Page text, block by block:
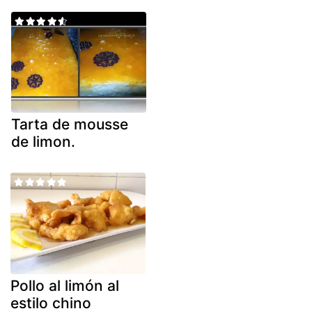
Tarta de mousse
de limon.
Pollo al limón al
estilo chino